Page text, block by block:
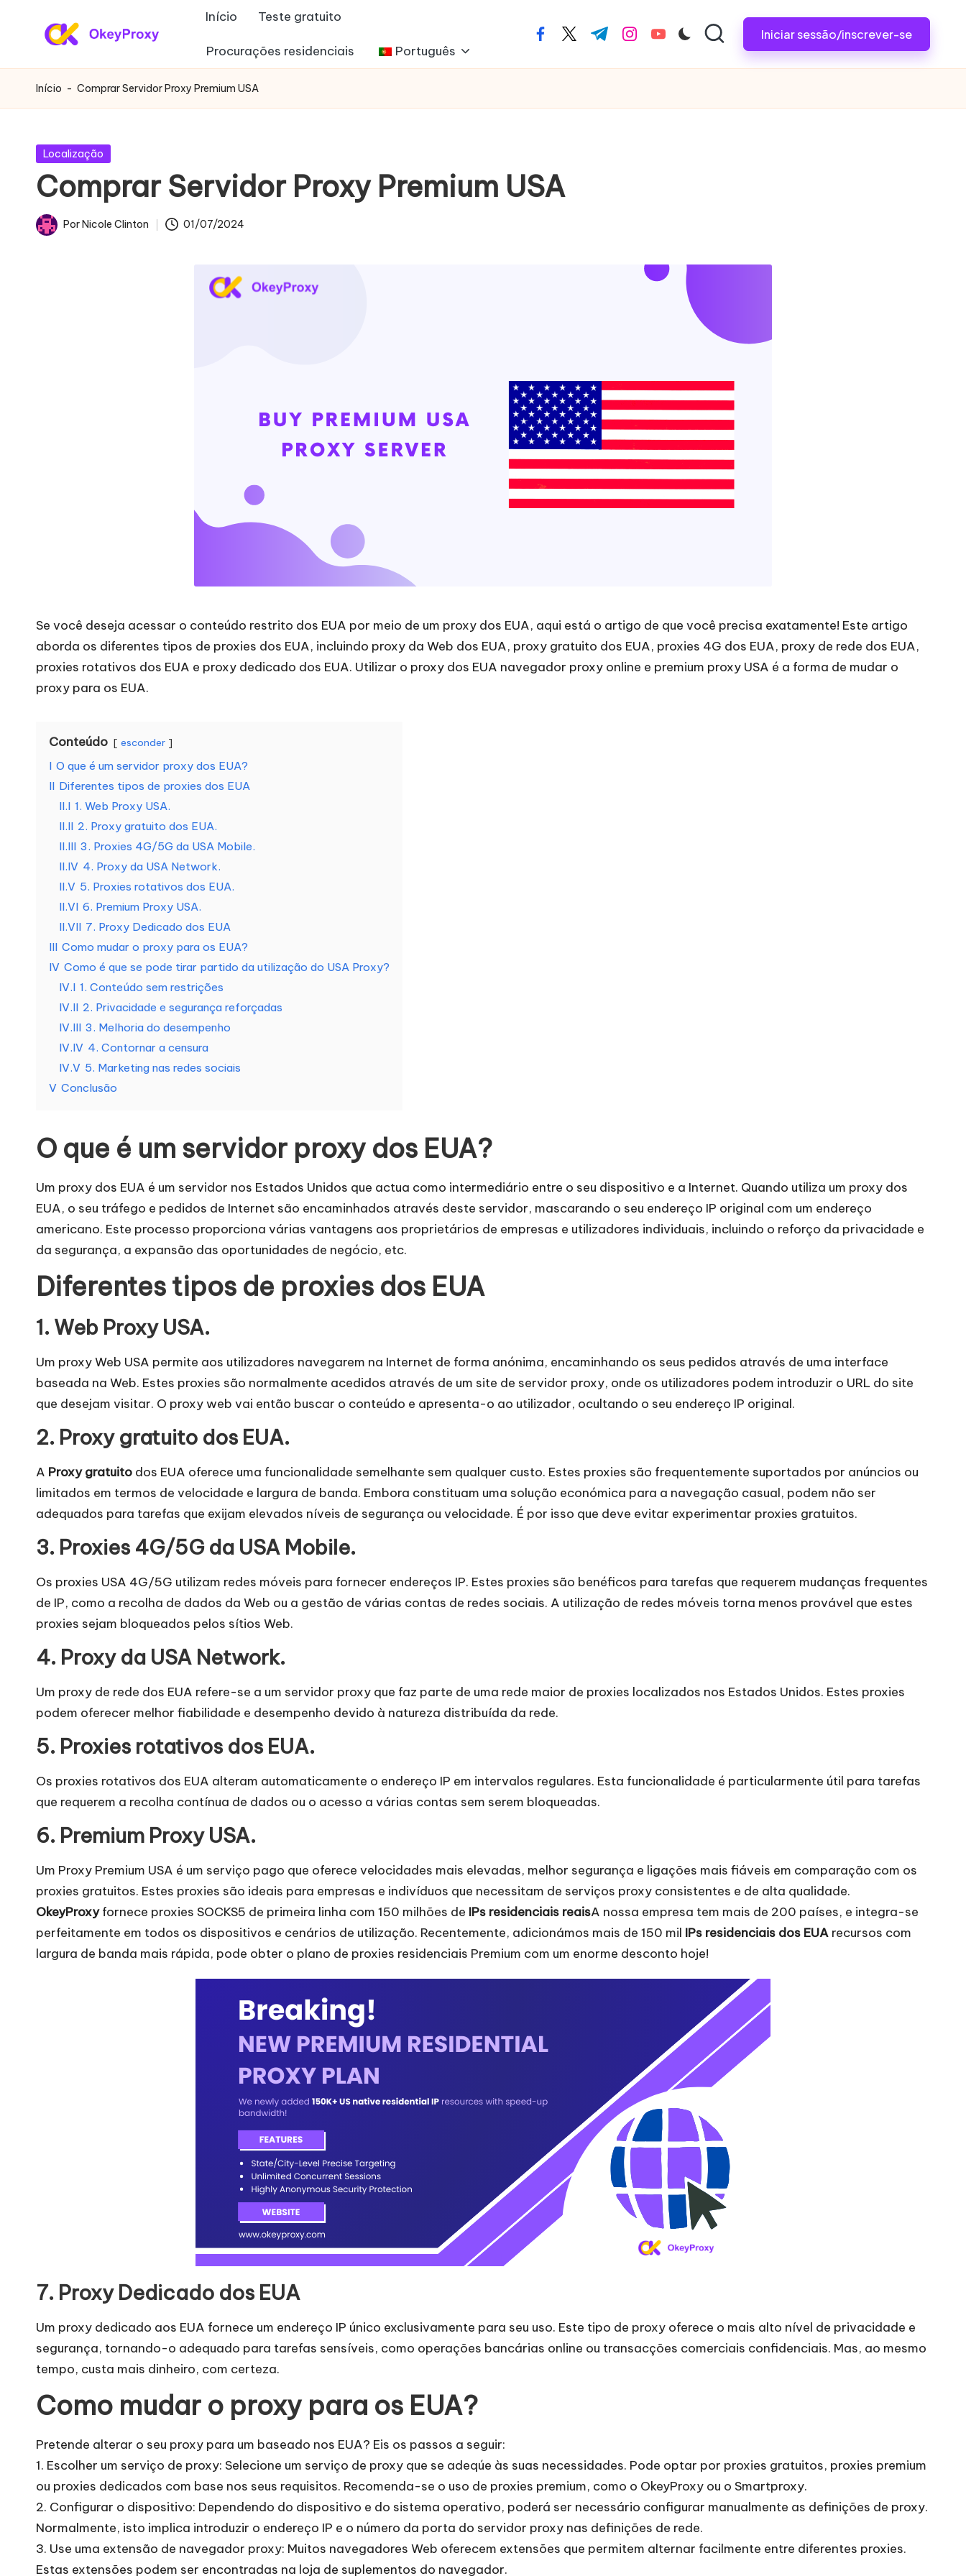
P
r
xi
e
s
r
a
t
o
d
a
u
a
e
e
si
d
a
d
e
s
[
T
e
s
t
e
g
r
á
ti
s
]
-
O
k
e
y
P
r
poderosos
proxies
HTTP(S)/SOCKS5,
sobre
a
gratuita
Início Teste gratuito
Procurações residenciais Português
facebook.com
twitter.com
t.me instagram.com
youtube.com Iniciar sessão/inscrever-se
Início - Comprar Servidor Proxy Premium USA
Publicado
Localização
Comprar Servidor Proxy Premium USA
Publicado
Por Nicole Clinton 01/07/2024
Se você deseja acessar o conteúdo restrito dos EUA por meio de um proxy dos EUA, aqui está o artigo de que você precisa exatamente! Este artigo
aborda os diferentes tipos de proxies dos EUA, incluindo proxy da Web dos EUA, proxy gratuito dos EUA, proxies 4G dos EUA, proxy de rede dos EUA,
proxies rotativos dos EUA e proxy dedicado dos EUA. Utilizar o proxy dos EUA navegador proxy online e premium proxy USA é a forma de mudar o
proxy para os EUA.
Conteúdo esconder
I O que é um servidor proxy dos EUA?
II Diferentes tipos de proxies dos EUA
II.I 1. Web Proxy USA.
II.II 2. Proxy gratuito dos EUA.
II.III 3. Proxies 4G/5G da USA Mobile.
II.IV 4. Proxy da USA Network.
II.V 5. Proxies rotativos dos EUA.
II.VI 6. Premium Proxy USA.
II.VII 7. Proxy Dedicado dos EUA
III Como mudar o proxy para os EUA?
IV Como é que se pode tirar partido da utilização do USA Proxy?
IV.I 1. Conteúdo sem restrições
IV.II 2. Privacidade e segurança reforçadas
IV.III 3. Melhoria do desempenho
IV.IV 4. Contornar a censura
IV.V 5. Marketing nas redes sociais
V Conclusão
O que é um servidor proxy dos EUA?
Um proxy dos EUA é um servidor nos Estados Unidos que actua como intermediário entre o seu dispositivo e a Internet. Quando utiliza um proxy dos
EUA, o seu tráfego e pedidos de Internet são encaminhados através deste servidor, mascarando o seu endereço IP original com um endereço
americano. Este processo proporciona várias vantagens aos proprietários de empresas e utilizadores individuais, incluindo o reforço da privacidade e
da segurança, a expansão das oportunidades de negócio, etc.
Diferentes tipos de proxies dos EUA
1. Web Proxy USA.
Um proxy Web USA permite aos utilizadores navegarem na Internet de forma anónima, encaminhando os seus pedidos através de uma interface
baseada na Web. Estes proxies são normalmente acedidos através de um site de servidor proxy, onde os utilizadores podem introduzir o URL do site
que desejam visitar. O proxy web vai então buscar o conteúdo e apresenta-o ao utilizador, ocultando o seu endereço IP original.
2. Proxy gratuito dos EUA.
A Proxy gratuito dos EUA oferece uma funcionalidade semelhante sem qualquer custo. Estes proxies são frequentemente suportados por anúncios ou
limitados em termos de velocidade e largura de banda. Embora constituam uma solução económica para a navegação casual, podem não ser
adequados para tarefas que exijam elevados níveis de segurança ou velocidade. É por isso que deve evitar experimentar proxies gratuitos.
3. Proxies 4G/5G da USA Mobile.
Os proxies USA 4G/5G utilizam redes móveis para fornecer endereços IP. Estes proxies são benéficos para tarefas que requerem mudanças frequentes
de IP, como a recolha de dados da Web ou a gestão de várias contas de redes sociais. A utilização de redes móveis torna menos provável que estes
proxies sejam bloqueados pelos sítios Web.
4. Proxy da USA Network.
Um proxy de rede dos EUA refere-se a um servidor proxy que faz parte de uma rede maior de proxies localizados nos Estados Unidos. Estes proxies
podem oferecer melhor fiabilidade e desempenho devido à natureza distribuída da rede.
5. Proxies rotativos dos EUA.
Os proxies rotativos dos EUA alteram automaticamente o endereço IP em intervalos regulares. Esta funcionalidade é particularmente útil para tarefas
que requerem a recolha contínua de dados ou o acesso a várias contas sem serem bloqueadas.
6. Premium Proxy USA.
Um Proxy Premium USA é um serviço pago que oferece velocidades mais elevadas, melhor segurança e ligações mais fiáveis em comparação com os
proxies gratuitos. Estes proxies são ideais para empresas e indivíduos que necessitam de serviços proxy consistentes e de alta qualidade.
OkeyProxyfornece proxies SOCKS5 de primeira linha com 150 milhões de IPs residenciais reaisA nossa empresa tem mais de 200 países, e integra-se
perfeitamente em todos os dispositivos e cenários de utilização. Recentemente, adicionámos mais de 150 mil IPs residenciais dos EUA recursos com
largura de banda mais rápida, pode obter o plano de proxies residenciais Premium com um enorme desconto hoje!
7. Proxy Dedicado dos EUA
Um proxy dedicado aos EUA fornece um endereço IP único exclusivamente para seu uso. Este tipo de proxy oferece o mais alto nível de privacidade e
segurança, tornando-o adequado para tarefas sensíveis, como operações bancárias online ou transacções comerciais confidenciais. Mas, ao mesmo
tempo, custa mais dinheiro, com certeza.
Como mudar o proxy para os EUA?
Pretende alterar o seu proxy para um baseado nos EUA? Eis os passos a seguir:
1. Escolher um serviço de proxy: Selecione um serviço de proxy que se adeqúe às suas necessidades. Pode optar por proxies gratuitos, proxies premium
ou proxies dedicados com base nos seus requisitos. Recomenda-se o uso de proxies premium, como o OkeyProxy ou o Smartproxy.
2. Configurar o dispositivo: Dependendo do dispositivo e do sistema operativo, poderá ser necessário configurar manualmente as definições de proxy.
Normalmente, isto implica introduzir o endereço IP e o número da porta do servidor proxy nas definições de rede.
3. Use uma extensão de navegador proxy: Muitos navegadores Web oferecem extensões que permitem alternar facilmente entre diferentes proxies.
Estas extensões podem ser encontradas na loja de suplementos do navegador.